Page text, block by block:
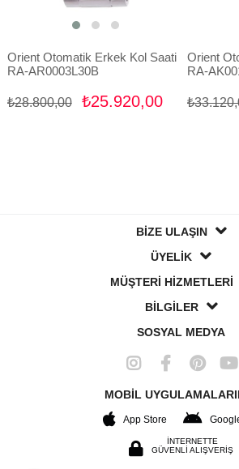
Orient Otomatik Erkek Kol Saati
RA-AR0003L30B
₺25.920,00
₺28.800,00
Orient
RA-
BİZE ULAŞIN
ÜYELİK
MÜŞTERİ HİZMETLERİ
BİLGİLER
SOSYAL MEDYA
MOBİL
App Store
İNTERNETTE
GÜVENLİ ALIŞVERİŞ